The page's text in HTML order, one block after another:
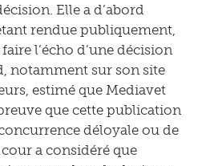
Elle a d’abord
rendue publiquement,
l’écho d’une décision
notamment sur son site
estimé que Mediavet
que cette publication
déloyale ou de
a considéré que